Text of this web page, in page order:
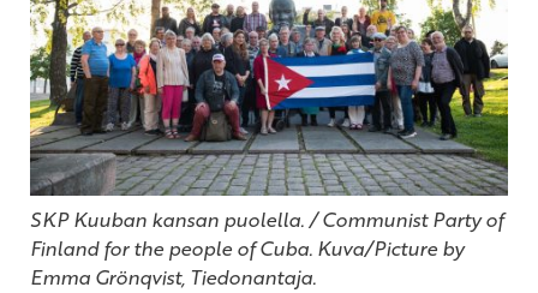
SKP Kuuban kansan puolella. / Communist Party of
Finland for the people of Cuba. Kuva/Picture by
Emma Grönqvist, Tiedonantaja.